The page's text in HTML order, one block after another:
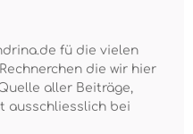
fü die vielen
die wir hier
aller Beiträge,
ausschliesslich bei